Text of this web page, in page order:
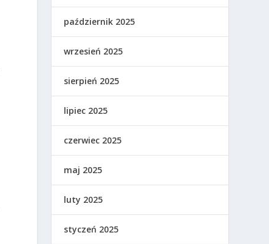
październik 2025
wrzesień 2025
sierpień 2025
lipiec 2025
czerwiec 2025
maj 2025
luty 2025
styczeń 2025